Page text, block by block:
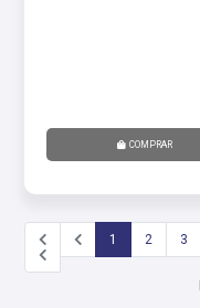
COMPRAR
1 2 3